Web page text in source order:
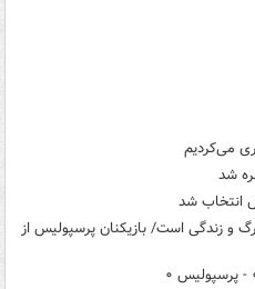
می‌کردیم
انتخاب شد
و زندگی است/ بازیکنان پرسپولیس از